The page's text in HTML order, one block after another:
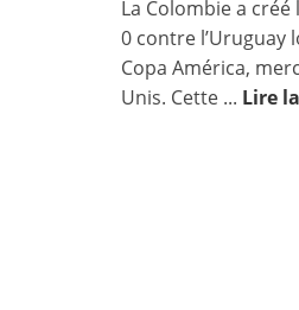
La Colombie a
0 contre l’Uruguay
Copa América,
Unis. Cette ... Lire